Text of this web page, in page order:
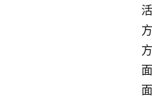
活
方
方
面
面